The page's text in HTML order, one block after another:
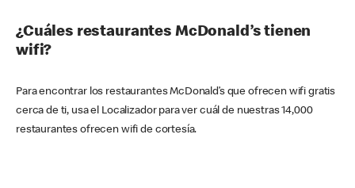
¿Cuáles restaurantes McDonald’s tienen
wifi?
Para encontrar los restaurantes McDonald’s que ofrecen wifi gratis
cerca de ti, usa el Localizador para ver cuál de nuestras 14,000
restaurantes ofrecen wifi de cortesía.